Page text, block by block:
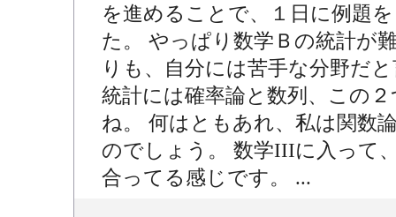
を進めることで、１日に例題
た。 やっぱり数学Ｂの統計が
りも、自分には苦手な分野だ
統計には確率論と数列、この
ね。 何はともあれ、私は関数
のでしょう。 数学IIIに入って
合ってる感じです。 ...